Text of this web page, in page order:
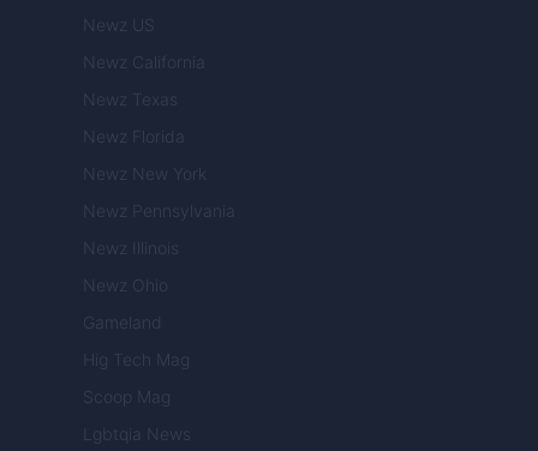
Newz US
Newz California
Newz Texas
Newz Florida
Newz New York
Newz Pennsylvania
Newz Illinois
Newz Ohio
Gameland
Hig Tech Mag
Scoop Mag
Lgbtqia News